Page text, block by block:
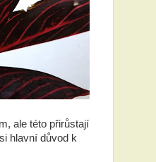
ale této přirůstají
hlavní důvod k